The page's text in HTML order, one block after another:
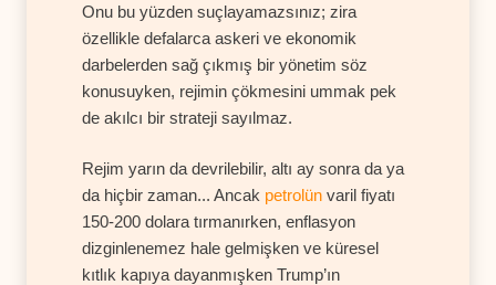
Onu bu yüzden suçlayamazsınız; zira
özellikle defalarca askeri ve ekonomik
darbelerden sağ çıkmış bir yönetim söz
konusuyken, rejimin çökmesini ummak pek
de akılcı bir strateji sayılmaz.
Rejim yarın da devrilebilir, altı ay sonra da ya
da hiçbir zaman... Ancak petrolün varil fiyatı
150-200 dolara tırmanırken, enflasyon
dizginlenemez hale gelmişken ve küresel
kıtlık kapıya dayanmışken Trump’ın